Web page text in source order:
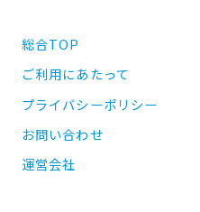
総合TOP
ご利用にあたって
プライバシーポリシー
お問い合わせ
運営会社